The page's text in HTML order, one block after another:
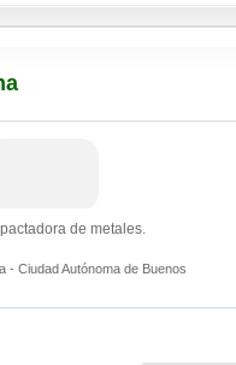
de metales.
- Ciudad Autónoma de Buenos